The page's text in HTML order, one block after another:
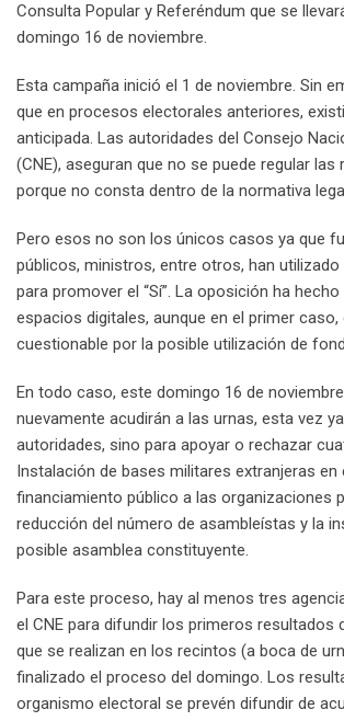
Consulta Popular y Referéndum que se
domingo 16 de noviembre.
Esta campaña inició el 1 de noviembre. Sin
que en procesos electorales anteriores,
anticipada. Las autoridades del Consejo
(CNE), aseguran que no se puede regular las
porque no consta dentro de la normativa
Pero esos no son los únicos casos ya que
públicos, ministros, entre otros, han
para promover el “Sí”. La oposición ha
espacios digitales, aunque en el primer caso,
cuestionable por la posible utilización de
En todo caso, este domingo 16 de
nuevamente acudirán a las urnas, esta vez
autoridades, sino para apoyar o rechazar
Instalación de bases militares extranjeras en
financiamiento público a las organizaciones
reducción del número de asambleístas y la
posible asamblea constituyente.
Para este proceso, hay al menos tres
el CNE para difundir los primeros resultados
que se realizan en los recintos (a boca de
finalizado el proceso del domingo. Los
organismo electoral se prevén difundir de